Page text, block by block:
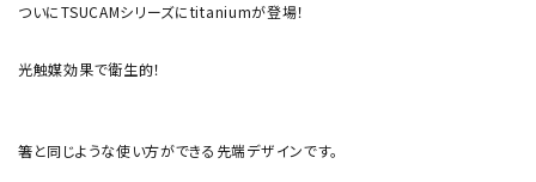
ついにTSUCAMシリーズにtitaniumが登場！
光触媒効果で衛生的！
箸と同じような使い方ができる先端デザインです。